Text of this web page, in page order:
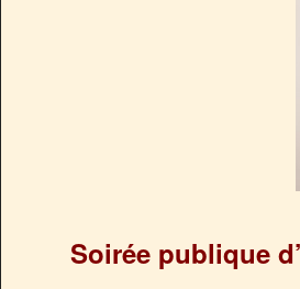
Soirée publique